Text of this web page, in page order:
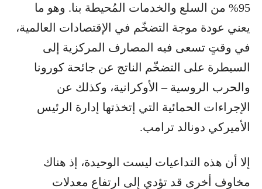
95% من السلع والخدمات المُحيطة بنا. وهو ما
يعني عودة موجة التضخّم في الإقتصادات العالمية،
في وقتٍ تسعى فيه المصارف المركزية إلى
السيطرة على التضخّم الناتج عن جائحة كورونا
والحرب الروسية – الأوكرانية، وكذلك عن
الإجراءات الحمائية التي إتخذتها إدارة الرئيس
الأميركي دونالد ترامب.
إلا أن هذه التداعيات ليست الوحيدة، إذ هناك
مخاوف أخرى قد تؤدي إلى ارتفاع معدلات